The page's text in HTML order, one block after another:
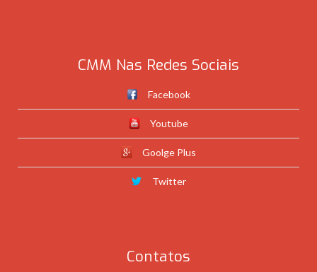
CMM Nas Redes Sociais
Facebook
Youtube
Goolge Plus
Twitter
Contatos